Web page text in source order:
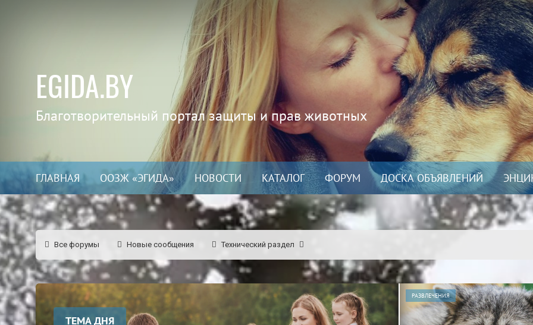
EGIDA.BY
Благотворительный портал защиты и прав животных
ГЛАВНАЯ ООЗЖ «ЭГИДА» НОВОСТИ КАТАЛОГ ФОРУМ ДОСКА ОБЪЯВЛЕНИЙ
Все форумы Новые сообщения Технический раздел
ТЕМА ДНЯ
РАЗВЛЕЧЕНИЯ